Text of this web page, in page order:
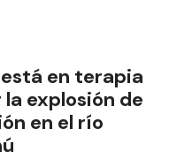
en terapia
explosión de
en el río